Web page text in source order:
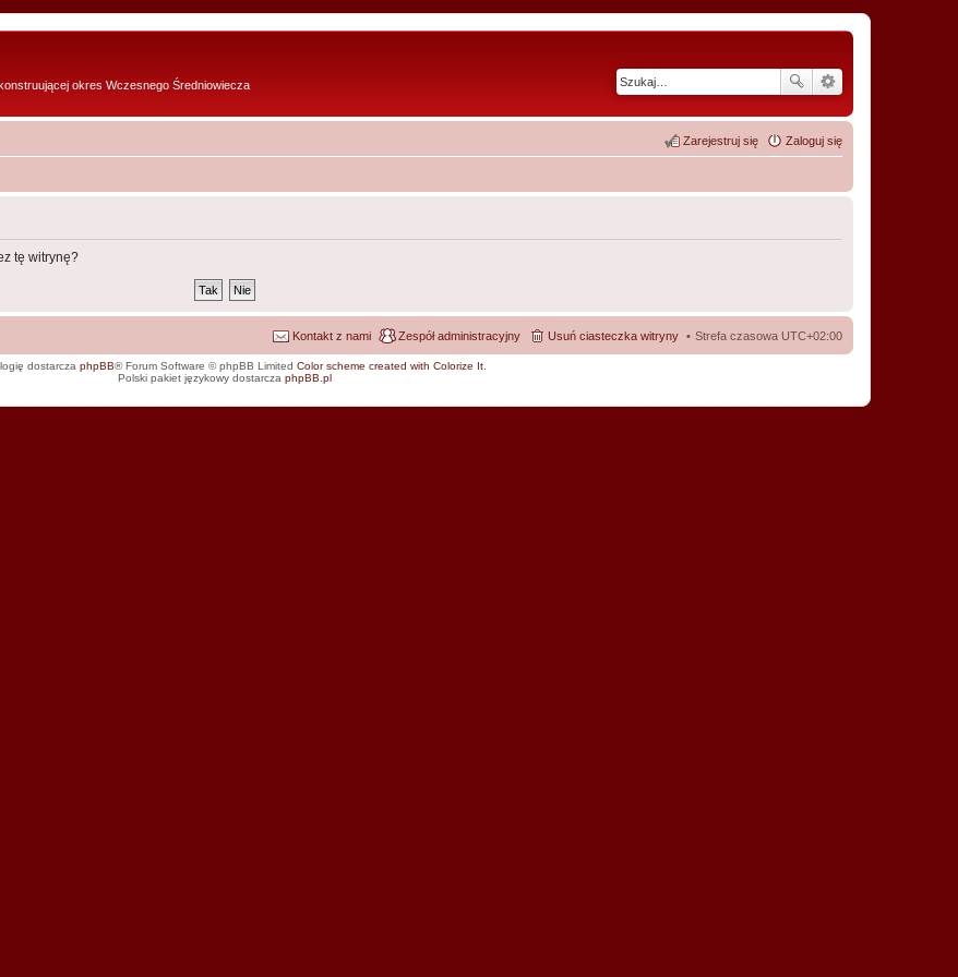
okres Wczesnego Średniowiecza
Zaloguj się
Zarejestruj się
tę witrynę?
Strefa czasowa UTC+02:00
Usuń ciasteczka witryny
Zespół administracyjny
Kontakt z nami
dostarcza phpBB® Forum Software © phpBB Limited Color scheme created with Colorize It
Polski pakiet językowy dostarcza phpBB.pl